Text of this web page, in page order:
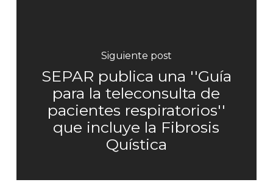
Siguiente post
SEPAR publica una ''Guía
para la teleconsulta de
pacientes respiratorios''
que incluye la Fibrosis
Quística